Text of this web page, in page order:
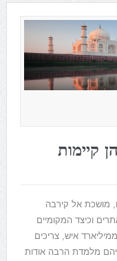
קיימות
מושכת אל קירבה
וכיצד המקומיים
איש, צריכים
מלמדת הרבה אודות